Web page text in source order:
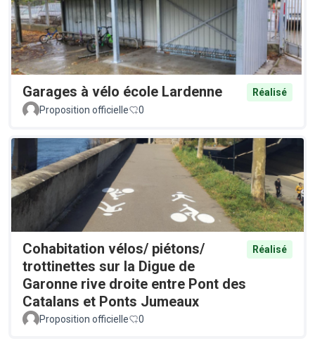
Garages à vélo école Lardenne
Réalisé
Proposition officielle
0
Cohabitation vélos/ piétons/
trottinettes sur la Digue de
Garonne rive droite entre Pont des
Catalans et Ponts Jumeaux
Réalisé
Proposition officielle 0